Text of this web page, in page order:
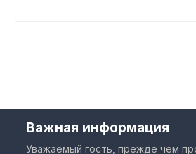
Важная информация
Уважаемый гость, прежде чем